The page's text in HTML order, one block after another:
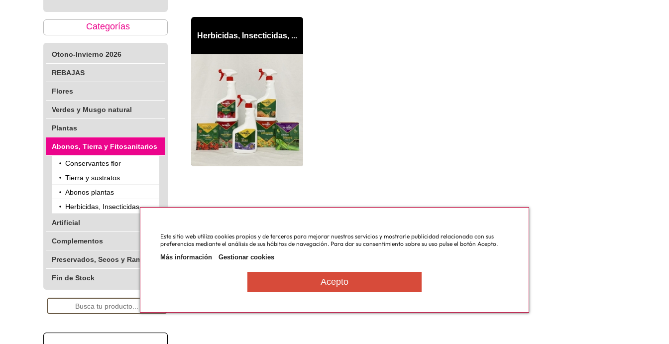
Categorías
Otono-Invierno 2026
REBAJAS
Flores
Verdes y Musgo natural
Plantas
Abonos, Tierra y Fitosanitarios
Conservantes flor
Tierra y sustratos
Abonos plantas
Herbicidas, Insecticidas, ...
Artificial
Complementos
Preservados, Secos y Ramajes
Fin de Stock
Herbicidas, Insecticidas, ...
Este sitio web utiliza cookies propias y de terceros para mejorar nuestros servicios y mostrarle publicidad relacionada con sus
preferencias mediante el análisis de sus hábitos de navegación. Para dar su consentimiento sobre su uso pulse el botón Acepto.
Más información
Gestionar cookies